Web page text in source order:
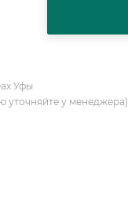
Уфы
у менеджера).